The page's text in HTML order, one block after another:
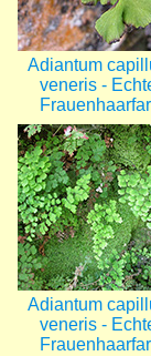
Adiantum
veneris -
Bild
Adiantum
veneris -